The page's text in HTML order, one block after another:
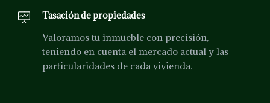
Tasación de propiedades
Valoramos tu inmueble con precisión,
teniendo en cuenta el mercado actual y las
particularidades de cada vivienda.